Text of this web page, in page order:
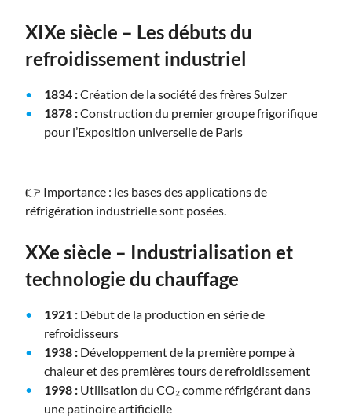
XIXe siècle – Les débuts du
refroidissement industriel
1834 :Création de la société des frères Sulzer
1878 :Construction du premier groupe frigorifique
pour l’Exposition universelle de Paris
👉 Importance : les bases des applications de
réfrigération industrielle sont posées.
XXe siècle – Industrialisation et
technologie du chauffage
1921 : Début de la production en série de
refroidisseurs
1938 : Développement de la première pompe à
chaleur et des premières tours de refroidissement
1998 : Utilisation du CO₂ comme réfrigérant dans
une patinoire artificielle